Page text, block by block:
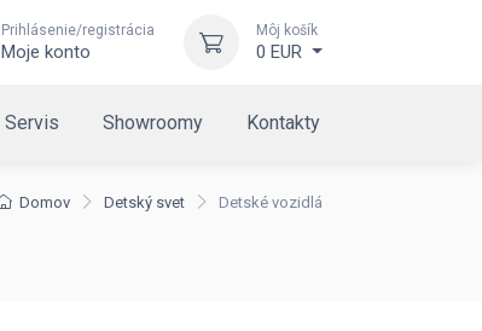
Prihlásenie/registrácia
Moje konto
Môj košík
0 EUR
Servis Showroomy Kontakty
Domov Detský svet Detské vozidlá